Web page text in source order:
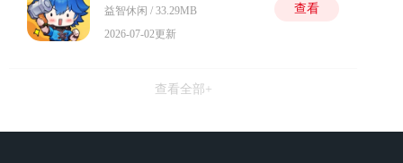
益智休闲 / 33.29MB
2026-07-02更新
查看
查看全部+